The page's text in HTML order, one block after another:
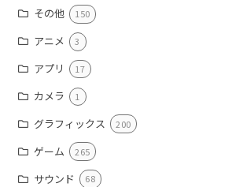
その他 150
アニメ 3
アプリ 17
カメラ 1
グラフィックス 200
ゲーム 265
サウンド 68